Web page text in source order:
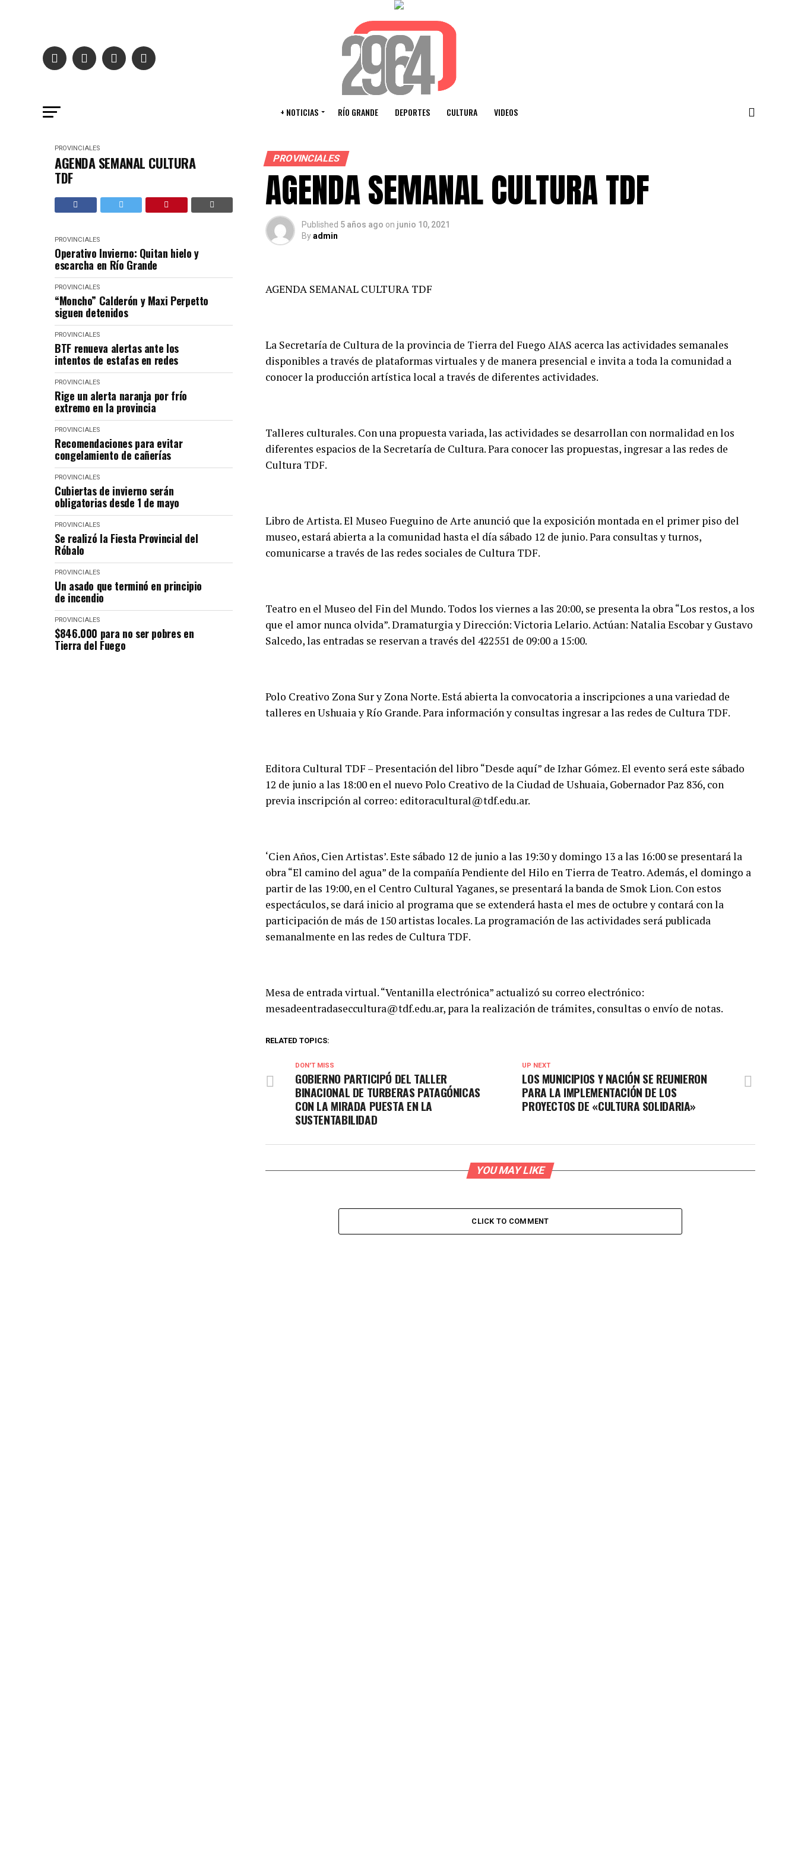
+ NOTICIAS RÍO GRANDE DEPORTES CULTURA VIDEOS
PROVINCIALES
AGENDA SEMANAL CULTURA
TDF
PROVINCIALES
Operativo Invierno: Quitan hielo y
escarcha en Río Grande
PROVINCIALES
“Moncho” Calderón y Maxi Perpetto
siguen detenidos
PROVINCIALES
BTF renueva alertas ante los
intentos de estafas en redes
PROVINCIALES
Rige un alerta naranja por frío
extremo en la provincia
PROVINCIALES
Recomendaciones para evitar
congelamiento de cañerías
PROVINCIALES
Cubiertas de invierno serán
obligatorias desde 1 de mayo
PROVINCIALES
Se realizó la Fiesta Provincial del
Róbalo
PROVINCIALES
Un asado que terminó en principio
de incendio
PROVINCIALES
$846.000 para no ser pobres en
Tierra del Fuego
PROVINCIALES
AGENDA SEMANAL CULTURA TDF
Published 5 años ago on junio 10, 2021
Byadmin
AGENDA SEMANAL CULTURA TDF
La Secretaría de Cultura de la provincia de Tierra del Fuego AIAS acerca las actividades semanales
disponibles a través de plataformas virtuales y de manera presencial e invita a toda la comunidad a
conocer la producción artística local a través de diferentes actividades.
Talleres culturales. Con una propuesta variada, las actividades se desarrollan con normalidad en los
diferentes espacios de la Secretaría de Cultura. Para conocer las propuestas, ingresar a las redes de
Cultura TDF.
Libro de Artista. El Museo Fueguino de Arte anunció que la exposición montada en el primer piso del
museo, estará abierta a la comunidad hasta el día sábado 12 de junio. Para consultas y turnos,
comunicarse a través de las redes sociales de Cultura TDF.
Teatro en el Museo del Fin del Mundo. Todos los viernes a las 20:00, se presenta la obra “Los restos, a los
que el amor nunca olvida”. Dramaturgia y Dirección: Victoria Lelario. Actúan: Natalia Escobar y Gustavo
Salcedo, las entradas se reservan a través del 422551 de 09:00 a 15:00.
Polo Creativo Zona Sur y Zona Norte. Está abierta la convocatoria a inscripciones a una variedad de
talleres en Ushuaia y Río Grande. Para información y consultas ingresar a las redes de Cultura TDF.
Editora Cultural TDF – Presentación del libro “Desde aquí” de Izhar Gómez. El evento será este sábado
12 de junio a las 18:00 en el nuevo Polo Creativo de la Ciudad de Ushuaia, Gobernador Paz 836, con
previa inscripción al correo: editoracultural@tdf.edu.ar.
‘Cien Años, Cien Artistas’. Este sábado 12 de junio a las 19:30 y domingo 13 a las 16:00 se presentará la
obra “El camino del agua” de la compañía Pendiente del Hilo en Tierra de Teatro. Además, el domingo a
partir de las 19:00, en el Centro Cultural Yaganes, se presentará la banda de Smok Lion. Con estos
espectáculos, se dará inicio al programa que se extenderá hasta el mes de octubre y contará con la
participación de más de 150 artistas locales. La programación de las actividades será publicada
semanalmente en las redes de Cultura TDF.
Mesa de entrada virtual. “Ventanilla electrónica” actualizó su correo electrónico:
mesadeentradaseccultura@tdf.edu.ar, para la realización de trámites, consultas o envío de notas.
RELATED TOPICS:
UP NEXT
LOS MUNICIPIOS Y NACIÓN SE REUNIERON
PARA LA IMPLEMENTACIÓN DE LOS
PROYECTOS DE «CULTURA SOLIDARIA»
DON'T MISS
GOBIERNO PARTICIPÓ DEL TALLER
BINACIONAL DE TURBERAS PATAGÓNICAS
CON LA MIRADA PUESTA EN LA
SUSTENTABILIDAD
YOU MAY LIKE
CLICK TO COMMENT